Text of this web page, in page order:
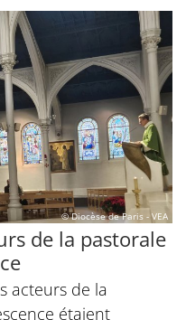
© Diocèse de Paris - VEA
de la pastorale
acteurs de la
étaient